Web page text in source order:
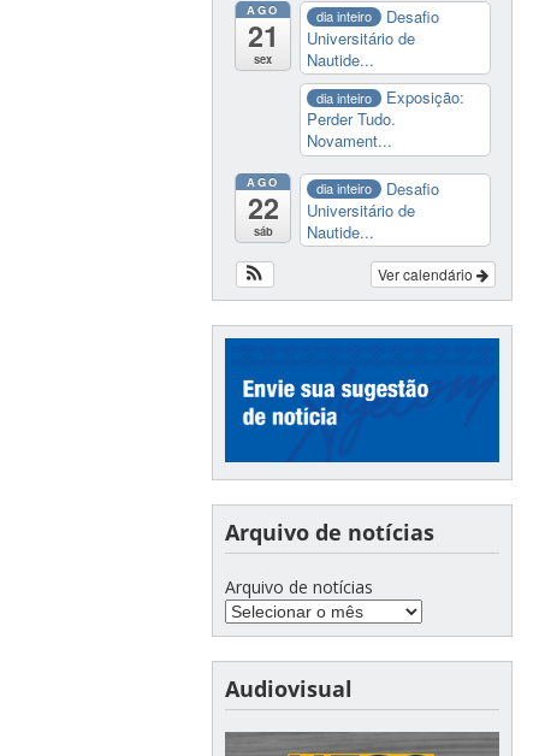
AGO
21
sex
dia inteiro
Desafio
Universitário de
Nautide...
dia inteiro
Exposição:
Perder Tudo.
Novament...
AGO
22
sáb
dia inteiro
Desafio
Universitário de
Nautide...
Ver calendário
Arquivo de notícias
Arquivo de notícias
Audiovisual